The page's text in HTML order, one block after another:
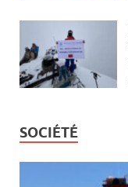
SOCIÉTÉ